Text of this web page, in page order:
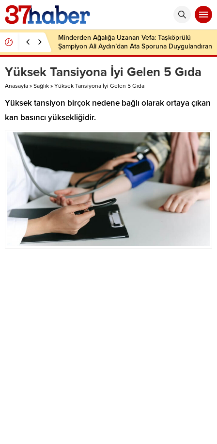
Minderden Ağalığa Uzanan Vefa: Taşköprülü
Şampiyon Ali Aydın’dan Ata Sporuna Duygulandıran
Dönüş
Yüksek Tansiyona İyi Gelen 5 Gıda
Anasayfa » Sağlık » Yüksek Tansiyona İyi Gelen 5 Gıda
Yüksek tansiyon birçok nedene bağlı olarak ortaya çıkan
kan basıncı yüksekliğidir.